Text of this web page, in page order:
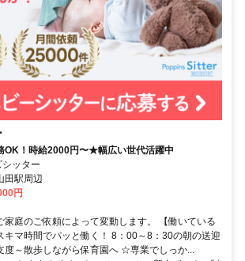
OK！時給2000円〜★幅広い世代活躍中
ッター
田駅周辺
円
家庭のご依頼によって変動します。 【働いている
マ時間でパッと働く！ 8：00～8：30の朝の送迎
～散歩しながら保育園へ ☆専業でしっか...